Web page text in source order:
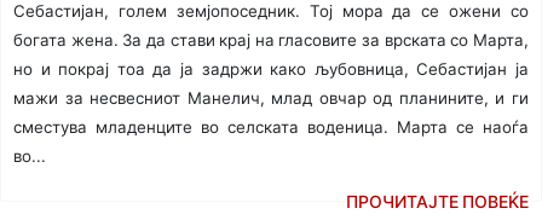
Себастијан, голем земјопоседник. Тој мора да се ожени со
богата жена. За да стави крај на гласовите за врската со Марта,
но и покрај тоа да ја задржи како љубовница, Себастијан ја
мажи за несвесниот Манелич, млад овчар од планините, и ги
сместува младенците во селската воденица. Марта се наоѓа
во...
ПРОЧИТАЈТЕ ПОВЕЌЕ